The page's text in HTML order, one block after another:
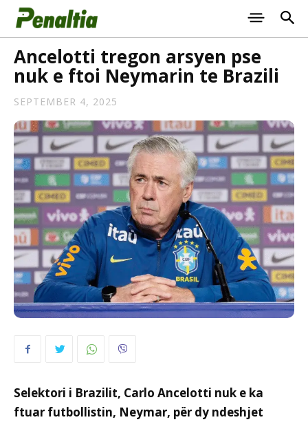
Ancelotti tregon arsyen pse
nuk e ftoi Neymarin te Brazili
SEPTEMBER 4, 2025
Selektori i Brazilit, Carlo Ancelotti nuk e ka
ftuar futbollistin, Neymar, për dy ndeshjet